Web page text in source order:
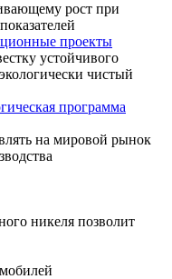
рост при
проекты
устойчивого
чистый
программа
на мировой рынок
никеля позволит